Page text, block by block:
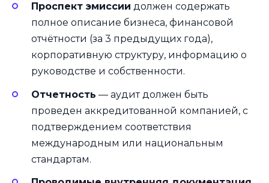
Проспект эмиссии должен содержать
полное описание бизнеса, финансовой
отчётности (за 3 предыдущих года),
корпоративную структуру, информацию о
руководстве и собственности.
Отчетность — аудит должен быть
проведен аккредитованной компанией, с
подтверждением соответствия
международным или национальным
стандартам.